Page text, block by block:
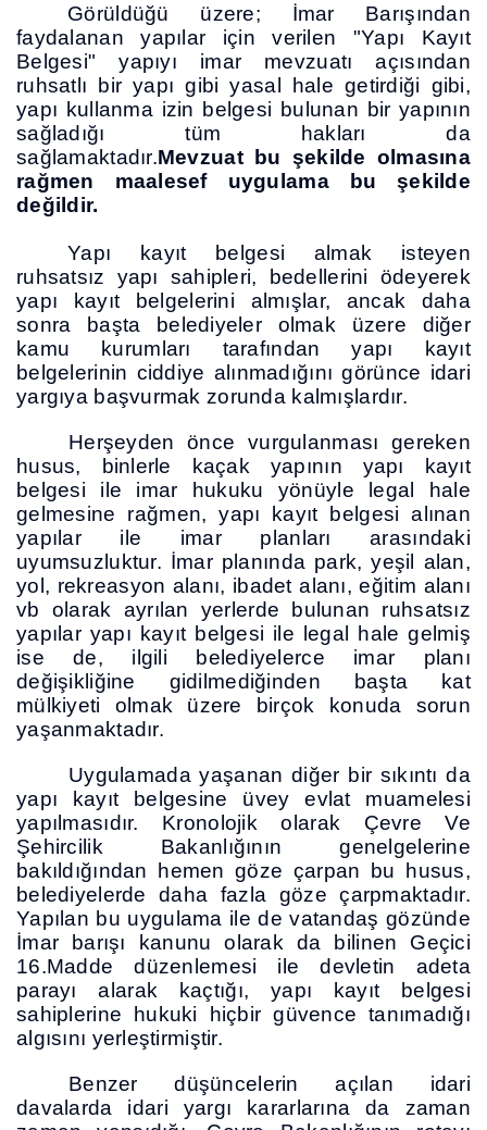
Görüldüğü üzere; İmar Barışından
faydalanan yapılar için verilen "Yapı Kayıt
Belgesi" yapıyı imar mevzuatı açısından
ruhsatlı bir yapı gibi yasal hale getirdiği gibi,
yapı kullanma izin belgesi bulunan bir yapının
sağladığı tüm hakları da
sağlamaktadır.Mevzuat bu şekilde olmasına
rağmen maalesef uygulama bu şekilde
değildir.
Yapı kayıt belgesi almak isteyen
ruhsatsız yapı sahipleri, bedellerini ödeyerek
yapı kayıt belgelerini almışlar, ancak daha
sonra başta belediyeler olmak üzere diğer
kamu kurumları tarafından yapı kayıt
belgelerinin ciddiye alınmadığını görünce idari
yargıya başvurmak zorunda kalmışlardır.
Herşeyden önce vurgulanması gereken
husus, binlerle kaçak yapının yapı kayıt
belgesi ile imar hukuku yönüyle legal hale
gelmesine rağmen, yapı kayıt belgesi alınan
yapılar ile imar planları arasındaki
uyumsuzluktur. İmar planında park, yeşil alan,
yol, rekreasyon alanı, ibadet alanı, eğitim alanı
vb olarak ayrılan yerlerde bulunan ruhsatsız
yapılar yapı kayıt belgesi ile legal hale gelmiş
ise de, ilgili belediyelerce imar planı
değişikliğine gidilmediğinden başta kat
mülkiyeti olmak üzere birçok konuda sorun
yaşanmaktadır.
Uygulamada yaşanan diğer bir sıkıntı da
yapı kayıt belgesine üvey evlat muamelesi
yapılmasıdır. Kronolojik olarak Çevre Ve
Şehircilik Bakanlığının genelgelerine
bakıldığından hemen göze çarpan bu husus,
belediyelerde daha fazla göze çarpmaktadır.
Yapılan bu uygulama ile de vatandaş gözünde
İmar barışı kanunu olarak da bilinen Geçici
16.Madde düzenlemesi ile devletin adeta
parayı alarak kaçtığı, yapı kayıt belgesi
sahiplerine hukuki hiçbir güvence tanımadığı
algısını yerleştirmiştir.
Benzer düşüncelerin açılan idari
davalarda idari yargı kararlarına da zaman